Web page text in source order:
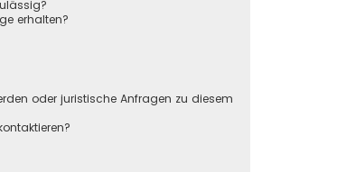
erhalten?
oder juristische Anfragen zu diesem